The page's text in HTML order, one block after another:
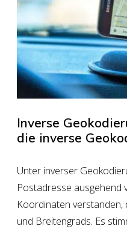
Inverse
die inverse
Unter inverser
Postadresse ausgehend
Koordinaten verstanden,
und Breitengrads. Es